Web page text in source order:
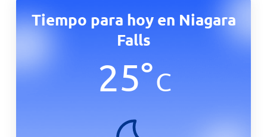
Tiempo para hoy en Niagara
Falls
25°C